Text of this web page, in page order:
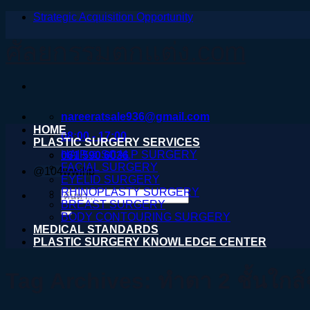
ข้าม
Strategic Acquisition Opportunity
nareeratsale936@gmail.com
08:00 - 17:00
061 590 6036
@104wwihb
ค้นหา:
HOME
PLASTIC SURGERY SERVICES
HAIR & SCALP SURGERY
FACIAL SURGERY
EYELID SURGERY
RHINOPLASTY SURGERY
BREAST SURGERY
BODY CONTOURING SURGERY
MEDICAL STANDARDS
PLASTIC SURGERY KNOWLEDGE CENTER